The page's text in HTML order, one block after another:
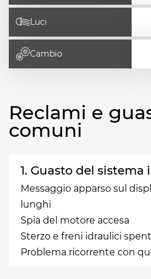
Luci
Cambio
Reclami e
comuni
1. Guasto del sistema
Messaggio apparso sul
lunghi
Spia del motore accesa
Sterzo e freni idraulici
Problema ricorrente con